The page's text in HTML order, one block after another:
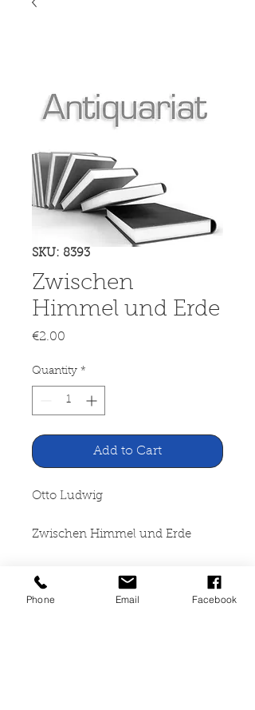
SKU: 8393
Zwischen
Himmel und Erde
€2.00
Quantity *
Add to Cart
Otto Ludwig
Zwischen Himmel und Erde
a.J. Walter Verlag, Wien Leipzig
1942
Phone Email Facebook